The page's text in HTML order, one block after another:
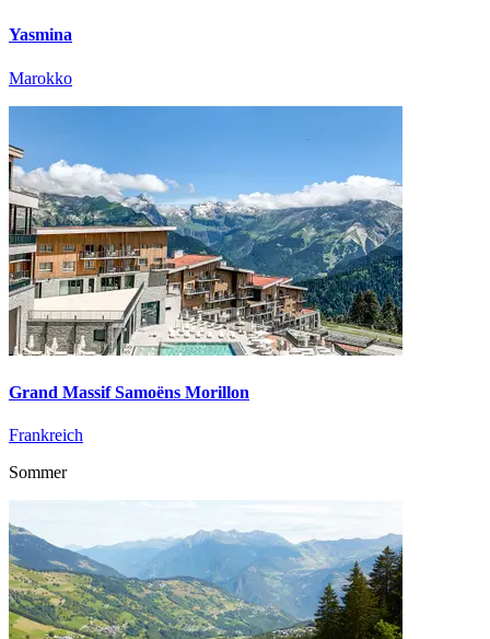
Yasmina
Marokko
Grand Massif Samoëns Morillon
Frankreich
Sommer